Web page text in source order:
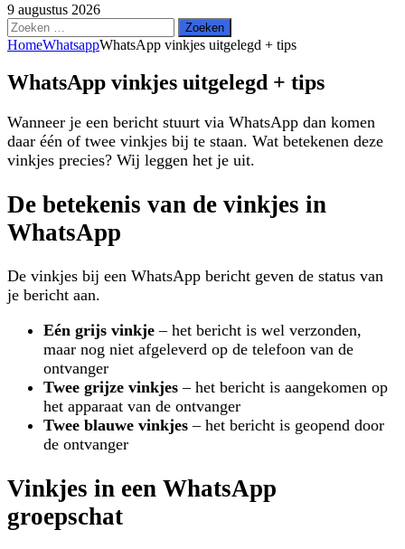
9 augustus 2026
Zoeken
naar:
HomeWhatsappWhatsApp vinkjes uitgelegd + tips
WhatsApp vinkjes uitgelegd + tips
Wanneer je een bericht stuurt via WhatsApp dan komen
daar één of twee vinkjes bij te staan. Wat betekenen deze
vinkjes precies? Wij leggen het je uit.
De betekenis van de vinkjes in
WhatsApp
De vinkjes bij een WhatsApp bericht geven de status van
je bericht aan.
Eén grijs vinkje – het bericht is wel verzonden,
maar nog niet afgeleverd op de telefoon van de
ontvanger
Twee grijze vinkjes – het bericht is aangekomen op
het apparaat van de ontvanger
Twee blauwe vinkjes – het bericht is geopend door
de ontvanger
Vinkjes in een WhatsApp
groepschat